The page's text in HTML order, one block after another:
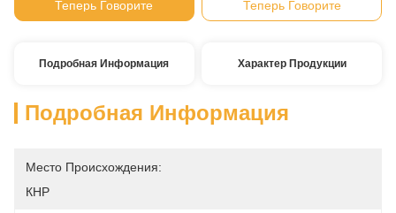
Теперь Говорите
Теперь Говорите
Подробная Информация Характер Продукции
Подробная Информация
Место Происхождения:
КНР